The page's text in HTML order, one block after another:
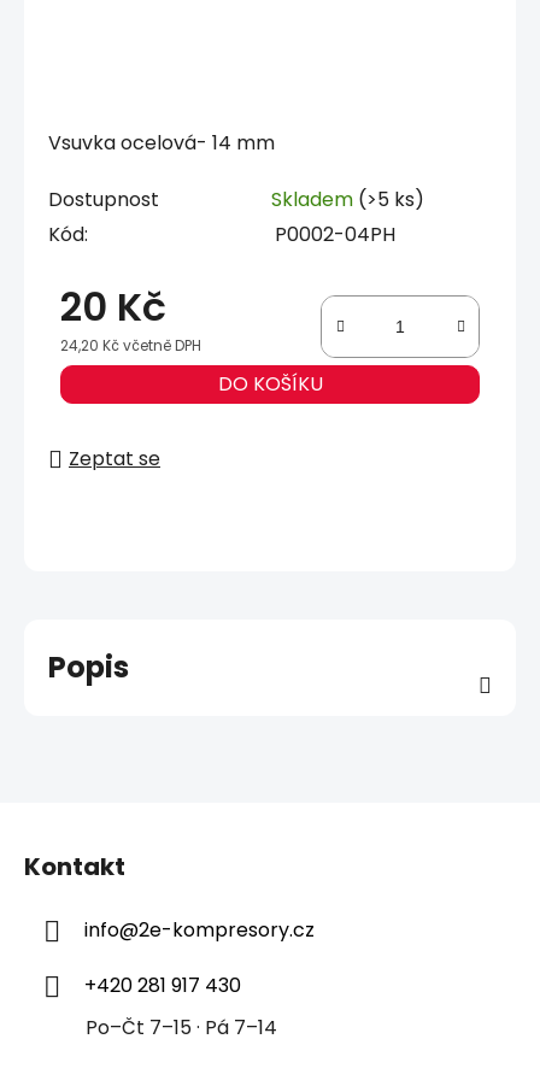
Vsuvka ocelová- 14 mm
Dostupnost Skladem (>5 ks)
Kód:
P0002-04PH
20 Kč
24,20 Kč včetně DPH
Měrná cena: DO KOŠÍKU
Zeptat se
Popis
Kontakt
info@2e-kompresory.cz
+420 281 917 430
Po–Čt 7–15 · Pá 7–14